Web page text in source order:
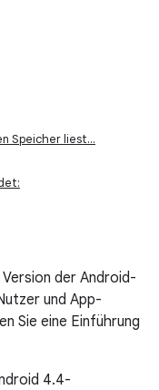
Speicher liest…
der Android-
und App-
Sie eine Einführung
4.4-